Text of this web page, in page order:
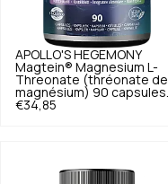
APOLLO'S HEGEMONY
Magtein® Magnesium L-
Threonate (thréonate de
magnésium) 90 capsules.
€34,85